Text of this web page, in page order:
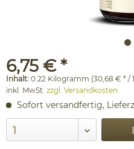
6,75 € *
Inhalt: 0.22 Kilogramm (30,68 € * /
inkl. MwSt. zzgl. Versandkosten
Sofort versandfertig,